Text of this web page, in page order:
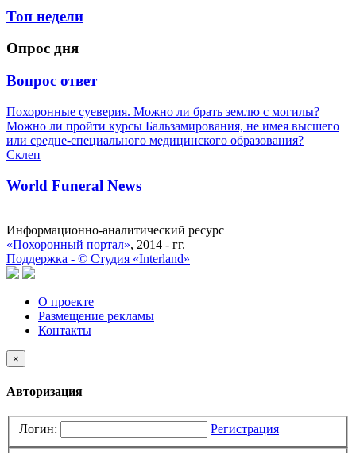
Топ недели
Опрос дня
Вопрос ответ
Похоронные суеверия. Можно ли брать землю с могилы?
Можно ли пройти курсы Бальзамирования, не имея высшего
или средне-специального медицинского образования?
Склеп
World Funeral News
Информационно-аналитический ресурс
«Похоронный портал», 2014 - гг.
Поддержка - © Cтудия «Interland»
О проекте
Размещение рекламы
Контакты
×
Авторизация
Логин: Регистрация